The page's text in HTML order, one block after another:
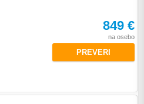
849 €
na osebo
PREVERI